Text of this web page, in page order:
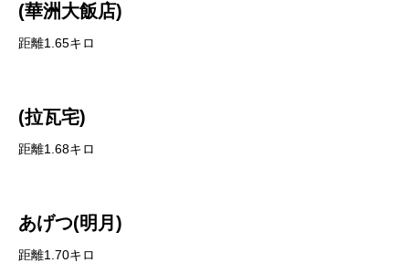
(華洲大飯店)
距離1.65キロ
(拉瓦宅)
距離1.68キロ
あげつ(明月)
距離1.70キロ